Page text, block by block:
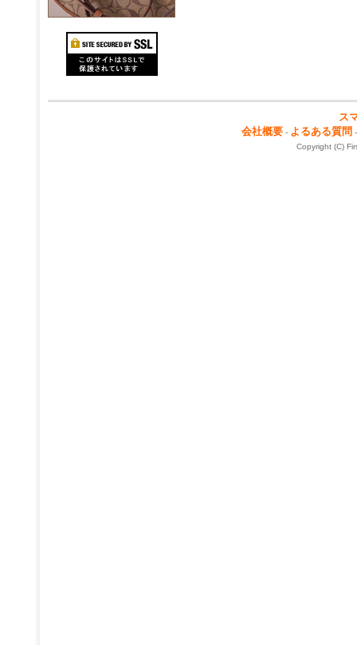
ス
会社概要 - よるある質問
Copyright (C)